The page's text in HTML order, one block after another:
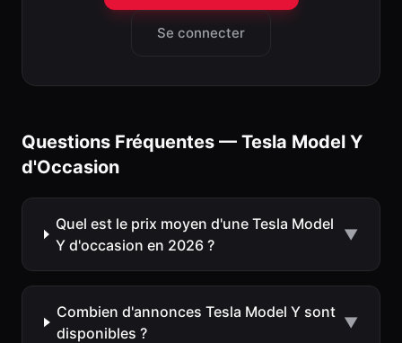
Se connecter
Questions Fréquentes — Tesla Model Y
d'Occasion
Quel est le prix moyen d'une Tesla Model
Y d'occasion en 2026 ?
▼
Combien d'annonces Tesla Model Y sont
disponibles ?
▼